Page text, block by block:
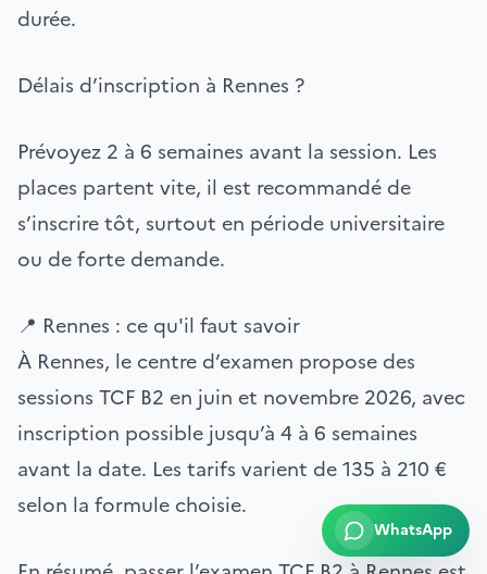
durée.
Délais d’inscription à Rennes ?
Prévoyez 2 à 6 semaines avant la session. Les
places partent vite, il est recommandé de
s’inscrire tôt, surtout en période universitaire
ou de forte demande.
📍 Rennes : ce qu'il faut savoir
À Rennes, le centre d’examen propose des
sessions TCF B2 en juin et novembre 2026, avec
inscription possible jusqu’à 4 à 6 semaines
avant la date. Les tarifs varient de 135 à 210 €
selon la formule choisie.
WhatsApp